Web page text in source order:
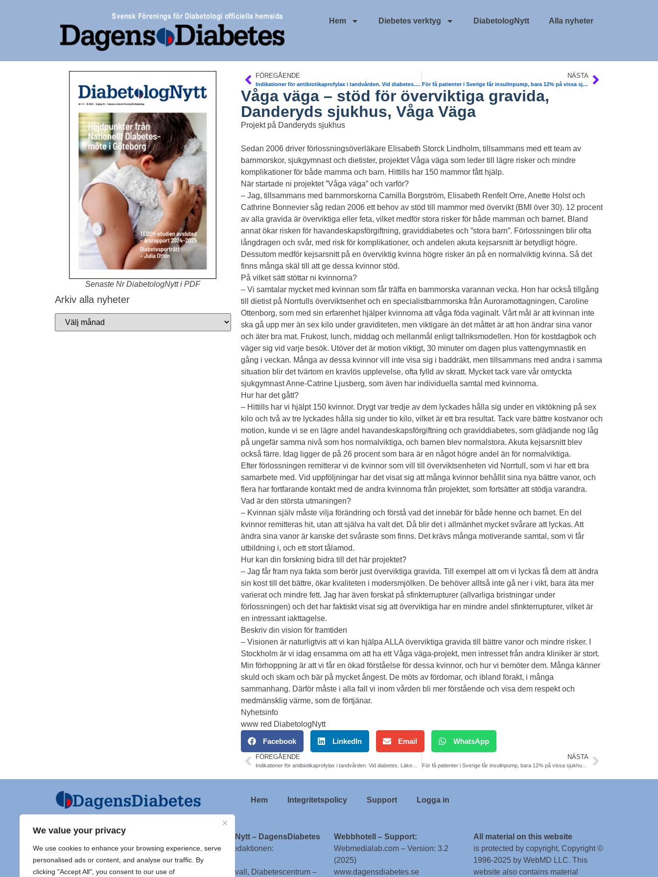
We value your privacy
We use cookies to enhance your browsing experience, serve
personalised ads or content, and analyse our traffic. By
clicking "Accept All", you consent to our use of
Hem Diebetes verktyg DiabetologNytt Alla nyheter
Senaste Nr DiabetologNytt i PDF
Arkiv alla nyheter
FÖREGÅENDE
Indikationer för antibiotikaprofylax i tandvården. Vid diabetes. Läkemedelsverket
NÄSTA
För få patienter i Sverige får insulinpump, bara 12% på vissa sjukhus, för få män. Ekonomiska skäl. Svensk färsk studie på svenska sjukhus. Diabetic Medicine.
Våga väga – stöd för överviktiga gravida,
Danderyds sjukhus, Våga Väga
Projekt på Danderyds sjukhus
Sedan 2006 driver förlossningsöverläkare Elisabeth Storck Lindholm, tillsammans med ett team av
barnmorskor, sjukgymnast och dietister, projektet Våga väga som leder till lägre risker och mindre
komplikationer för både mamma och barn. Hittills har 150 mammor fått hjälp.
När startade ni projektet ”Våga väga” och varför?
– Jag, tillsammans med barnmorskorna Camilla Borgström, Elisabeth Renfelt Orre, Anette Holst och
Cathrine Bonnevier såg redan 2006 ett behov av stöd till mammor med övervikt (BMI över 30). 12 procent
av alla gravida är överviktiga eller feta, vilket medför stora risker för både mamman och barnet. Bland
annat ökar risken för havandeskapsförgiftning, graviddiabetes och ”stora barn”. Förlossningen blir ofta
långdragen och svår, med risk för komplikationer, och andelen akuta kejsarsnitt är betydligt högre.
Dessutom medför kejsarsnitt på en överviktig kvinna högre risker än på en normalviktig kvinna. Så det
finns många skäl till att ge dessa kvinnor stöd.
På vilket sätt stöttar ni kvinnorna?
– Vi samtalar mycket med kvinnan som får träffa en barnmorska varannan vecka. Hon har också tillgång
till dietist på Norrtulls överviktsenhet och en specialistbarnmorska från Auroramottagningen, Caroline
Ottenborg, som med sin erfarenhet hjälper kvinnorna att våga föda vaginalt. Vårt mål är att kvinnan inte
ska gå upp mer än sex kilo under graviditeten, men viktigare än det måttet är att hon ändrar sina vanor
och äter bra mat. Frukost, lunch, middag och mellanmål enligt tallriksmodellen. Hon för kostdagbok och
väger sig vid varje besök. Utöver det är motion viktigt, 30 minuter om dagen plus vattengymnastik en
gång i veckan. Många av dessa kvinnor vill inte visa sig i baddräkt, men tillsammans med andra i samma
situation blir det tvärtom en kravlös upplevelse, ofta fylld av skratt. Mycket tack vare vår omtyckta
sjukgymnast Anne-Catrine Ljusberg, som även har individuella samtal med kvinnorna.
Hur har det gått?
– Hittills har vi hjälpt 150 kvinnor. Drygt var tredje av dem lyckades hålla sig under en viktökning på sex
kilo och två av tre lyckades hålla sig under tio kilo, vilket är ett bra resultat. Tack vare bättre kostvanor och
motion, kunde vi se en lägre andel havandeskapsförgiftning och graviddiabetes, som glädjande nog låg
på ungefär samma nivå som hos normalviktiga, och barnen blev normalstora. Akuta kejsarsnitt blev
också färre. Idag ligger de på 26 procent som bara är en något högre andel än för normalviktiga.
Efter förlossningen remitterar vi de kvinnor som vill till överviktsenheten vid Norrtull, som vi har ett bra
samarbete med. Vid uppföljningar har det visat sig att många kvinnor behållit sina nya bättre vanor, och
flera har fortfarande kontakt med de andra kvinnorna från projektet, som fortsätter att stödja varandra.
Vad är den största utmaningen?
– Kvinnan själv måste vilja förändring och förstå vad det innebär för både henne och barnet. En del
kvinnor remitteras hit, utan att själva ha valt det. Då blir det i allmänhet mycket svårare att lyckas. Att
ändra sina vanor är kanske det svåraste som finns. Det krävs många motiverande samtal, som vi får
utbildning i, och ett stort tålamod.
Hur kan din forskning bidra till det här projektet?
– Jag får fram nya fakta som berör just överviktiga gravida. Till exempel att om vi lyckas få dem att ändra
sin kost till det bättre, ökar kvaliteten i modersmjölken. De behöver alltså inte gå ner i vikt, bara äta mer
varierat och mindre fett. Jag har även forskat på sfinkterrupturer (allvarliga bristningar under
förlossningen) och det har faktiskt visat sig att överviktiga har en mindre andel sfinkterrupturer, vilket är
en intressant iakttagelse.
Beskriv din vision för framtiden
– Visionen är naturligtvis att vi kan hjälpa ALLA överviktiga gravida till bättre vanor och mindre risker. I
Stockholm är vi idag ensamma om att ha ett Våga väga-projekt, men intresset från andra kliniker är stort.
Min förhoppning är att vi får en ökad förståelse för dessa kvinnor, och hur vi bemöter dem. Många känner
skuld och skam och bär på mycket ångest. De möts av fördomar, och ibland förakt, i många
sammanhang. Därför måste i alla fall vi inom vården bli mer förstående och visa dem respekt och
medmänsklig värme, som de förtjänar.
Nyhetsinfo
www red DiabetologNytt
Facebook LinkedIn Email WhatsApp
FÖREGÅENDE
Indikationer för antibiotikaprofylax i tandvården. Vid diabetes. Läkemedelsverket
NÄSTA
För få patienter i Sverige får insulinpump, bara 12% på vissa sjukhus, för få män. Ekonomiska skäl. Svensk färsk studie på svenska sjukhus. Diabetic Medicine.
Hem Integritetspolicy Support Logga in
Ansvarig utgivare och Ordf SFD
Jarl Hellman
Överläkare, Processledare Diabetes
Samordnare Centre of Excellence typ
DiabetologNytt – DagensDiabetes
Adress till redaktionen:
Doc Stig Attvall, Diabetescentrum –
Webbhotell – Support:
Webmedialab.com – Version: 3.2
(2025)
www.dagensdiabetes.se
All material on this website
is protected by copyright, Copyright ©
1996-2025 by WebMD LLC. This
website also contains material